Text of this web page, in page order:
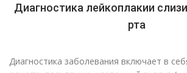
Диагностика лейкоплакии
рта
Диагностика заболевания включает в